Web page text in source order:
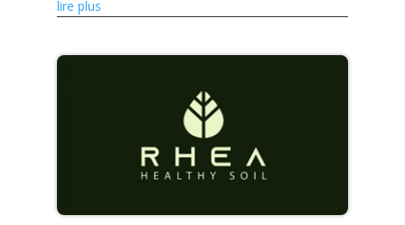
climatique et développe des produits écologiques
lire plus